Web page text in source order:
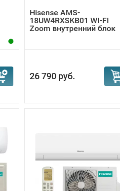
Hisense AMS-
18UW4RXSKB01 WI-FI
Zoom внутренний блок
26 790 руб.